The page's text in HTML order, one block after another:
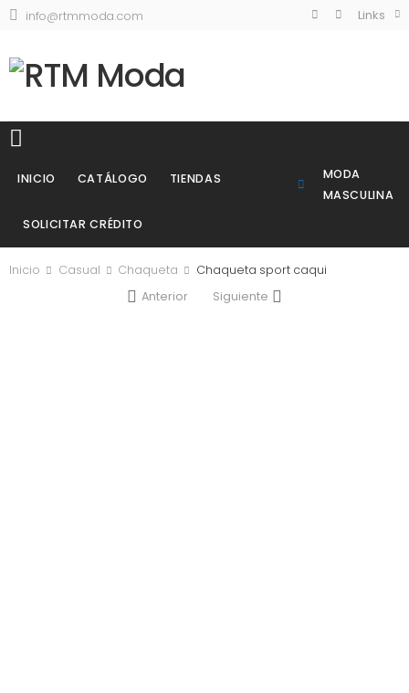
info@rtmmoda.com Links
INICIO CATÁLOGO TIENDAS
SOLICITAR CRÉDITO
MODA
MASCULINA
Inicio Casual Chaqueta
Chaqueta sport caqui
Anterior
Siguiente